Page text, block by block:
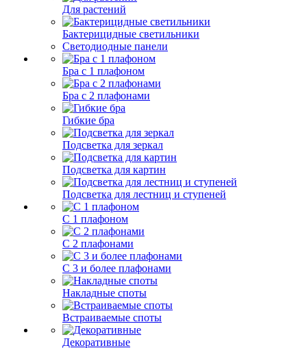
Для растений
Бактерицидные светильники
Светодиодные панели
Бра с 1 плафоном
Бра с 2 плафонами
Гибкие бра
Подсветка для зеркал
Подсветка для картин
Подсветка для лестниц и ступеней
С 1 плафоном
С 2 плафонами
С 3 и более плафонами
Накладные споты
Встраиваемые споты
Декоративные